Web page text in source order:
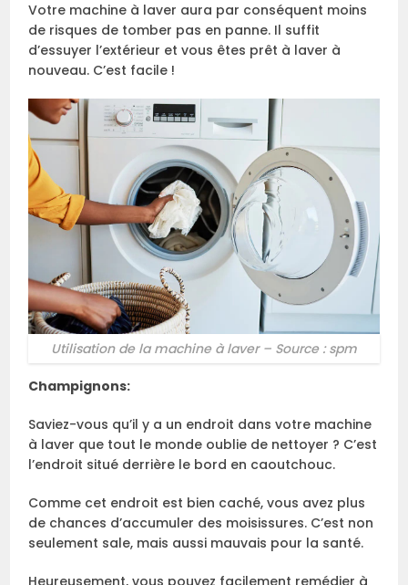
Votre machine à laver aura par conséquent moins
de risques de tomber pas en panne. Il suffit
d’essuyer l’extérieur et vous êtes prêt à laver à
nouveau. C’est facile !
Utilisation de la machine à laver – Source : spm
Champignons:
Saviez-vous qu’il y a un endroit dans votre machine
à laver que tout le monde oublie de nettoyer ? C’est
l’endroit situé derrière le bord en caoutchouc.
Comme cet endroit est bien caché, vous avez plus
de chances d’accumuler des moisissures. C’est non
seulement sale, mais aussi mauvais pour la santé.
Heureusement, vous pouvez facilement remédier à